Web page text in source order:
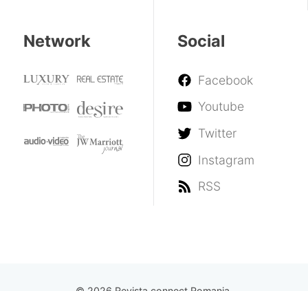
Network Social
Facebook
Youtube
Twitter
Instagram
RSS